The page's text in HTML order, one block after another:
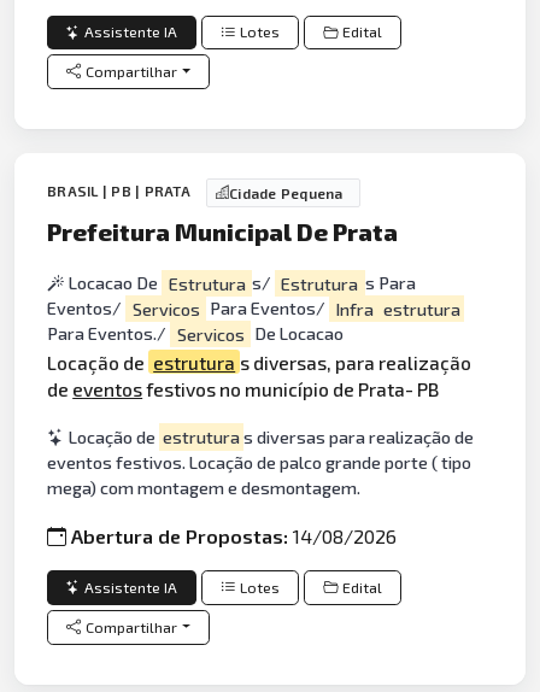
Assistente IA Lotes Edital
Compartilhar
BRASIL | PB | PRATA Cidade Pequena
Prefeitura Municipal De Prata
Locacao De Estrutura s/ Estrutura s Para
Eventos/ Servicos Para Eventos/ Infra estrutura
Para Eventos./ Servicos De Locacao
Locação de estrutura s diversas, para realização
de eventosfestivos no município de Prata- PB
Locação de estruturas diversas para realização de
eventos festivos. Locação de palco grande porte ( tipo
mega) com montagem e desmontagem.
Abertura de Propostas:14/08/2026
Assistente IA Lotes Edital
Compartilhar